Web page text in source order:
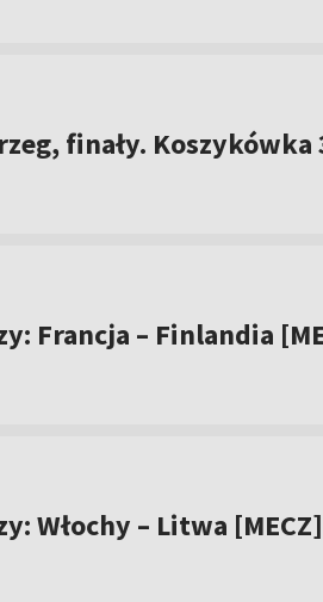
finały. Koszykówka
Francja – Finlandia
Włochy – Litwa [MECZ]